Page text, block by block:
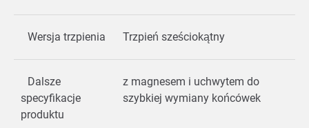
Wersja trzpienia Trzpień sześciokątny
Dalsze
specyfikacje
produktu
z magnesem i uchwytem do
szybkiej wymiany końcówek